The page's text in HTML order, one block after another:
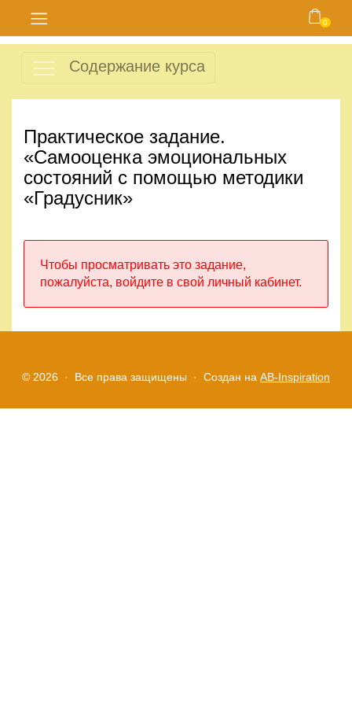
Главная
Магазин
Карта
Личный
кабинет
Контакты
Правила
условия
0
Содержание курса
Практическое задание.
«Самооценка эмоциональных
состояний с помощью методики
«Градусник»
Чтобы просматривать это задание,
пожалуйста, войдите в свой личный кабинет.
© 2026 · Все права защищены · Создан на AB-Inspiration